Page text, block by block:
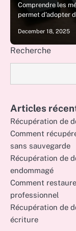
Comprendre les
permet d’adopter
December 18, 2025
Recherche
Articles
Récupération de
Comment
sans sauvegarde
Récupération de
endommagé
Comment
professionnel
Récupération de
écriture